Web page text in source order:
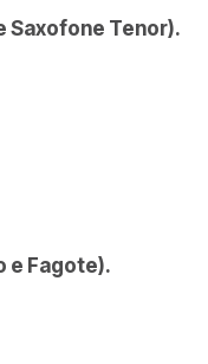
Saxofone Tenor).
e Fagote).